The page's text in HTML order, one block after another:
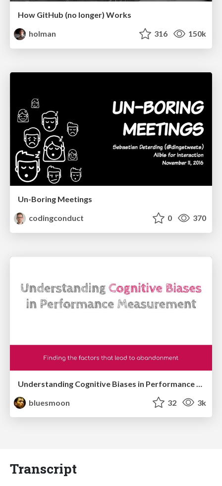
How GitHub (no longer) Works
holman
316 150k
Un-Boring Meetings
codingconduct
0 370
bluesmoon
32 3k
Transcript